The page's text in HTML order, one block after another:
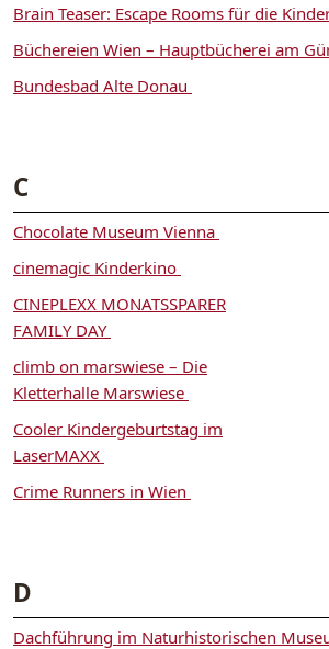
Brain Teaser: Escape Rooms für die
Büchereien Wien – Hauptbücherei am
Bundesbad Alte Donau
C
Chocolate Museum Vienna
cinemagic Kinderkino
CINEPLEXX MONATSSPARER
FAMILY DAY
climb on marswiese – Die
Kletterhalle Marswiese
Cooler Kindergeburtstag im
LaserMAXX
Crime Runners in Wien
D
Dachführung im Naturhistorischen